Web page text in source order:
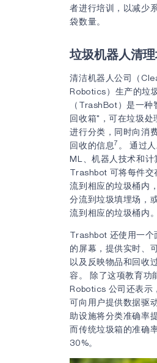
者进行培训，以减少
袋数量。
垃圾机器人清
清洁机器人公司（
Robotics）生产的垃
（TrashBot）是一种
回收箱"，可在垃圾处
进行分类，同时向消
回收的信息7 。 通过人
ML、机器人技术和计
Trashbot 可将每件交
流到相应的垃圾桶内
分流到垃圾填埋场，
流到相应的垃圾桶内。
Trashbot 还使用一个
的屏幕，提供实时、
以及反映物品和回收
容。 除了这项教育功
Robotics 公司还表示
可向用户提供数据驱
助设施将分类准确率
而传统垃圾箱的准确
30%。